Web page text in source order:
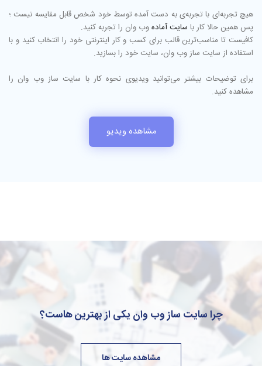
هیچ تجربه‌ای با تجربه‌ی به دست آمده توسط خود شخص قابل مقایسه نیست ؛
پس همین حالا کار با سایت آمادهوب وان را تجربه کنید.
کافیست تا مناسب‌ترین قالب برای کسب و کار اینترنتی خود را انتخاب کنید و با
استفاده از سایت ساز وب وان، سایت خود را بسازید.
برای توضیحات بیشتر می‌توانید ویدیوی نحوه کار با سایت ساز وب وان را
مشاهده کنید.
مشاهده ویدیو
چرا سایت ساز وب وان یکی از بهترین هاست؟
مشاهده سایت ها